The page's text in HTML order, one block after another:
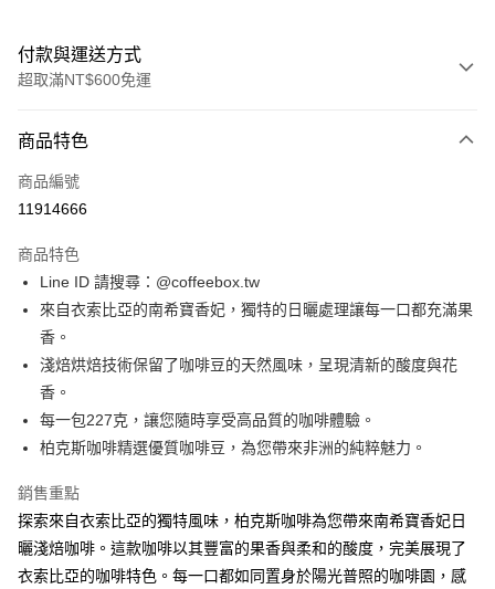
付款與運送方式
超取滿NT$600免運
信用卡一次付款
LINE Pay
街口支付
悠遊付
Google Pay
全盈+PAY
AFTEE先享後付
【關於「AFTEE先享後付」】
AFTEE先享後付是「在收到商品之後才付款」的支付方式。 讓您購物簡單
便利好安心！
１．簡單：不需註冊會員、不需綁卡、不需儲值。
２．便利：只要手機號碼，簡訊認證，即可結帳。
商品特色
商品編號
11914666
商品特色
Line ID 請搜尋：@coffeebox.tw
來自衣索比亞的南希寶香妃，獨特的日曬處理讓每一口都充滿果
香。
淺焙烘焙技術保留了咖啡豆的天然風味，呈現清新的酸度與花
香。
每一包227克，讓您隨時享受高品質的咖啡體驗。
柏克斯咖啡精選優質咖啡豆，為您帶來非洲的純粹魅力。
銷售重點
探索來自衣索比亞的獨特風味，柏克斯咖啡為您帶來南希寶香妃日
曬淺焙咖啡。這款咖啡以其豐富的果香與柔和的酸度，完美展現了
衣索比亞的咖啡特色。每一口都如同置身於陽光普照的咖啡園，感